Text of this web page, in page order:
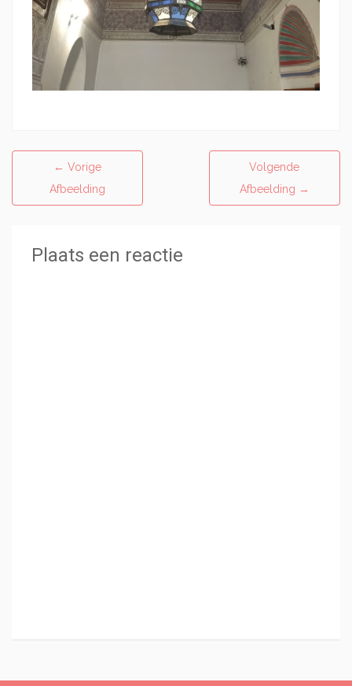
← Vorige
Afbeelding
Volgende
Afbeelding →
Plaats een reactie